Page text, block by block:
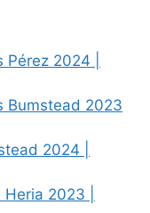
2024 |
Bumstead 2023
2024 |
2023 |